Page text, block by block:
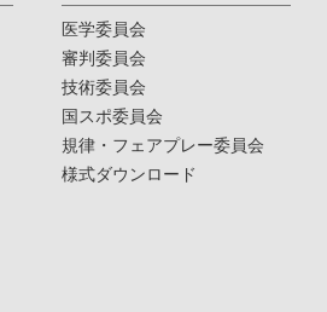
医学委員会
審判委員会
技術委員会
国スポ委員会
規律・フェアプレー委員会
様式ダウンロード